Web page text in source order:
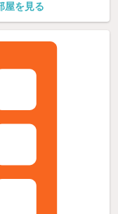
屋を見る